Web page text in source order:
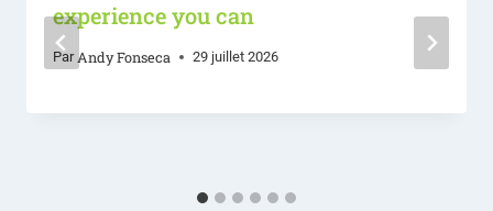
experience you can
Par Andy Fonseca 29 juillet 2026